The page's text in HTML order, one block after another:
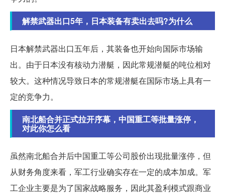
解禁武器出口5年，日本装备有卖出去吗?为什么
日本解禁武器出口五年后，其装备也开始向国际市场输
出。由于日本没有核动力潜艇，因此常规潜艇的吨位相对
较大。这种情况导致日本的常规潜艇在国际市场上具有一
定的竞争力。
南北船合并正式拉开序幕，中国重工等批量涨停，
对此你怎么看
虽然南北船合并后中国重工等公司股价出现批量涨停，但
从财务角度来看，军工行业确实存在一定的成本加成。军
工企业主要是为了国家战略服务，因此其盈利模式跟商业